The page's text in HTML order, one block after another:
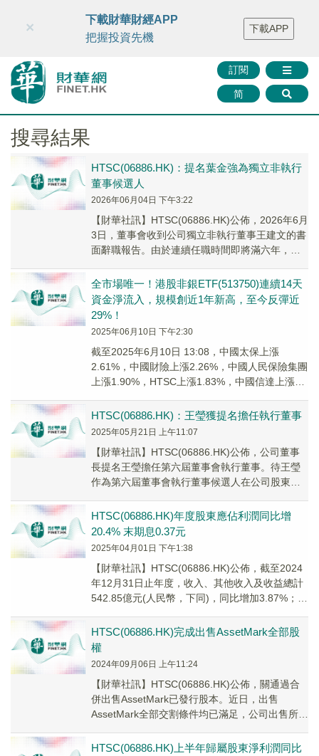
財華智庫網 FINTV FINMETA 財華證券 媒體矩陣
智庫沙龍
聯絡我們
訂閱
简
×
下載財華財經APP
把握投資先機
下載APP
搜尋結果
HTSC(06886.HK)：提名葉金強為獨立非執行
董事候選人
2026年06月04日 下午3:22
​​【財華社訊】HTSC(06886.HK)公佈，2026年6月
3日，董事會收到公司獨立非執行董事王建文的書
面辭職報告。由於連續任職時間即將滿六年，王
全市場唯一！港股非銀ETF(513750)連續14天
資金淨流入，規模創近1年新高，至今反彈近
29%！
2025年06月10日 下午2:30
截至2025年6月10日 13:08，中國太保上漲
2.61%，中國財險上漲2.26%，中國人民保險集團
上漲1.90%，HTSC上漲1.83%，中國信達上漲
HTSC(06886.HK)：王瑩獲提名擔任執行董事
2025年05月21日 上午11:07
【財華社訊】HTSC(06886.HK)公佈，公司董事
長提名王瑩擔任第六屆董事會執行董事。待王瑩
作為第六屆董事會執行董事候選人在公司股東大
HTSC(06886.HK)年度股東應佔利潤同比增
20.4% 末期息0.37元
2025年04月01日 下午1:38
【財華社訊】HTSC(06886.HK)公佈，截至2024
年12月31日止年度，收入、其他收入及收益總計
542.85億元(人民幣，下同)，同比增加3.87%；歸
HTSC(06886.HK)完成出售AssetMark全部股
權
2024年09月06日 上午11:24
【財華社訊】HTSC(06886.HK)公佈，關通過合
併出售AssetMark已發行股本。近日，出售
AssetMark全部交割條件均已滿足，公司出售所持
HTSC(06886.HK)上半年歸屬股東淨利潤同比